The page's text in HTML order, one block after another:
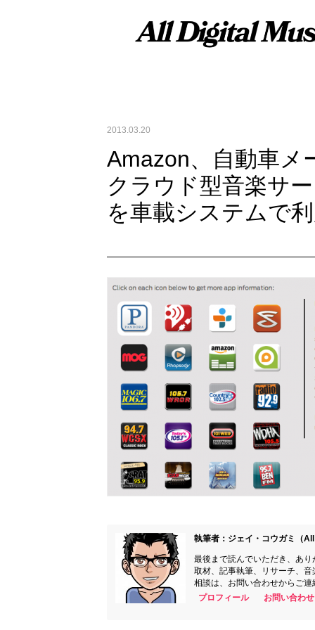
2013.03.20
Amazon、自動車メ
クラウド型音楽サ
を車載システムで
執筆者：ジェイ・コウガミ（
最後まで読んでいただき、あり
取材、記事執筆、リサーチ、
相談は、お問い合わせからご連
プロフィール
お問い合わせ